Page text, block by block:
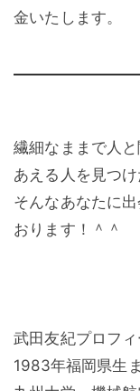
金いたします。
繊細なままで人
あえる人を見つけ
そんなあなたに
おります！＾＾
武田友紀プロフ
1983年福岡県生